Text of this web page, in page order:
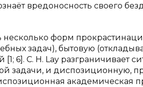
вредоносность своего
форм
задач), бытовую
6]. C. H. Lay разграничивает
задачи, и диспозиционную,
академическая